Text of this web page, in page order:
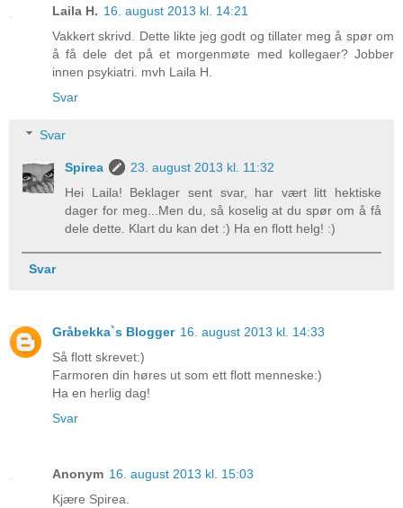
Laila H. 16. august 2013 kl. 14:21
Vakkert skrivd. Dette likte jeg godt og tillater meg å spør om
å få dele det på et morgenmøte med kollegaer? Jobber
innen psykiatri. mvh Laila H.
Svar
Svar
Spirea
23. august 2013 kl. 11:32
Hei Laila! Beklager sent svar, har vært litt hektiske
dager for meg...Men du, så koselig at du spør om å få
dele dette. Klart du kan det :) Ha en flott helg! :)
Svar
Gråbekka`s Blogger 16. august 2013 kl. 14:33
Så flott skrevet:)
Farmoren din høres ut som ett flott menneske:)
Ha en herlig dag!
Svar
Anonym 16. august 2013 kl. 15:03
Kjære Spirea.